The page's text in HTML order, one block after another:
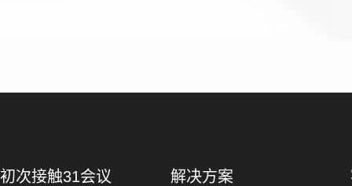
初次接触31会议 解决方案